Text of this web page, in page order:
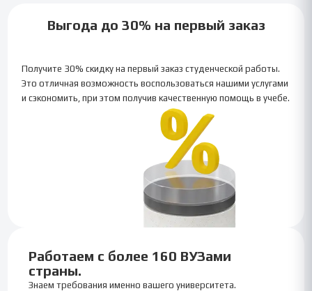
Выгода до 30% на первый заказ
Получите 30% скидку на первый заказ студенческой работы.
Это отличная возможность воспользоваться нашими услугами
и сэкономить, при этом получив качественную помощь в учебе.
Работаем с более 160 ВУЗами
страны.
Знаем требования именно вашего университета.